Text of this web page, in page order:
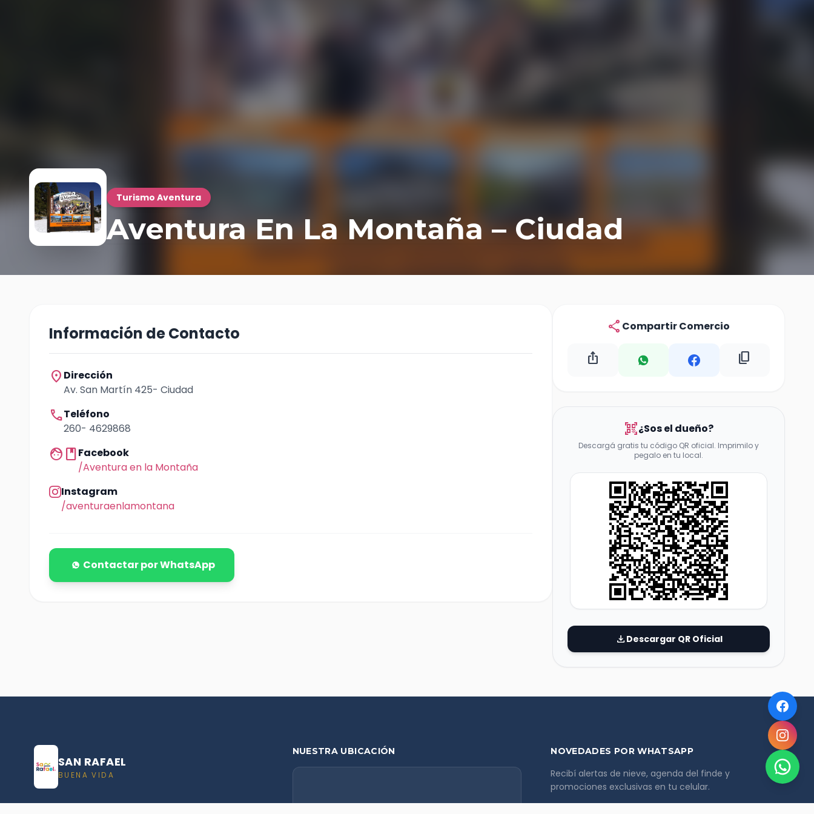
Turismo Aventura
Aventura En La Montaña – Ciudad
Información de Contacto
location_on Dirección
Av. San Martín 425- Ciudad
callTeléfono
260- 4629868
facebookFacebook
/Aventura en la Montaña
Instagram
/aventuraenlamontana
Contactar por WhatsApp
share Compartir Comercio
ios_share content_copy
qr_code_scanner¿Sos el dueño?
Descargá gratis tu código QR oficial. Imprimilo y
pegalo en tu local.
downloadDescargar QR Oficial
SAN RAFAEL
BUENA VIDA
NUESTRA UBICACIÓN NOVEDADES POR WHATSAPP
Recibí alertas de nieve, agenda del finde y
promociones exclusivas en tu celular.